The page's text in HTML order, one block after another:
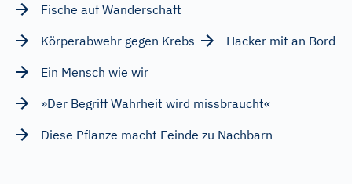
Fische auf Wanderschaft
Körperabwehr gegen Krebs
Hacker mit an Bord
Ein Mensch wie wir
»Der Begriff Wahrheit wird missbraucht«
Diese Pflanze macht Feinde zu Nachbarn